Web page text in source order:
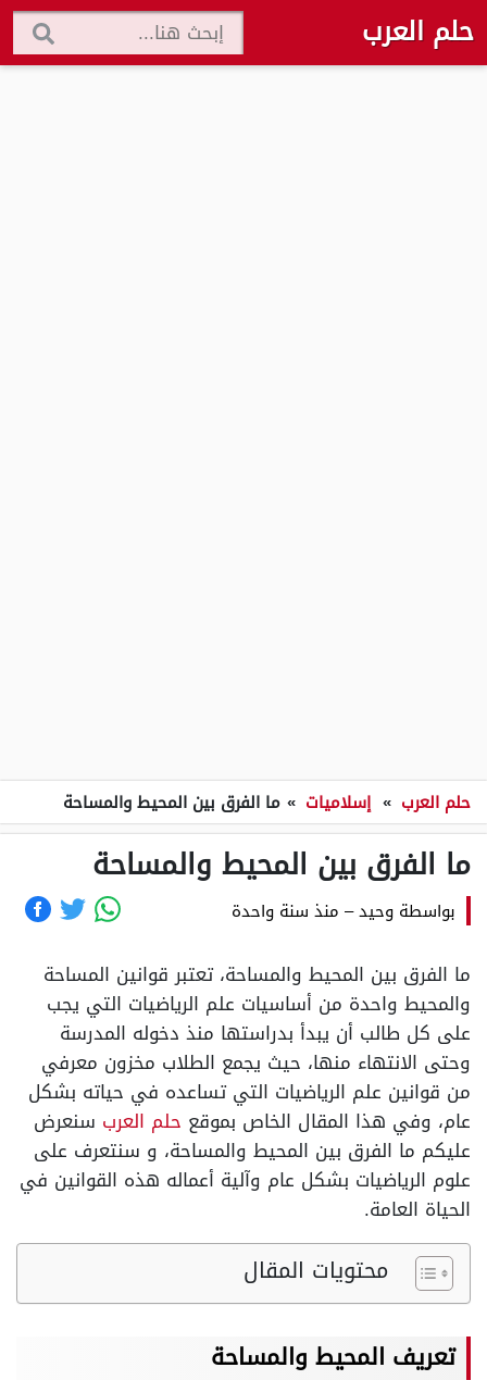
حلم العرب
حلم العرب » إسلاميات » ما الفرق بين المحيط والمساحة
ما الفرق بين المحيط والمساحة
بواسطة وحيد– منذ سنة واحدة
ما الفرق بين المحيط والمساحة، تعتبر قوانين المساحة
والمحيط واحدة من أساسيات علم الرياضيات التي يجب
على كل طالب أن يبدأ بدراستها منذ دخوله المدرسة
وحتى الانتهاء منها، حيث يجمع الطلاب مخزون معرفي
من قوانين علم الرياضيات التي تساعده في حياته بشكل
عام، وفي هذا المقال الخاص بموقع حلم العرب سنعرض
عليكم ما الفرق بين المحيط والمساحة، و سنتعرف على
علوم الرياضيات بشكل عام وآلية أعماله هذه القوانين في
الحياة العامة.
محتويات المقال
تعريف المحيط والمساحة